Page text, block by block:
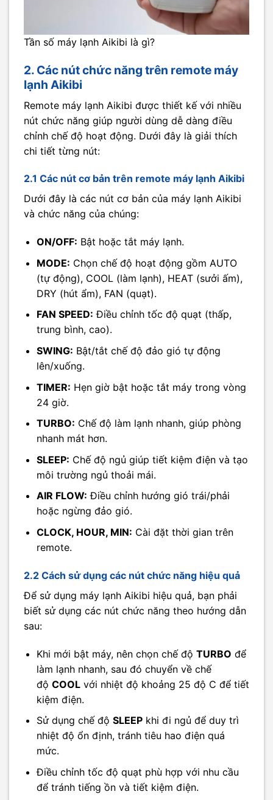
Tần số máy lạnh Aikibi là gì?
2. Các nút chức năng trên remote máy
lạnh Aikibi
Remote máy lạnh Aikibi được thiết kế với nhiều
nút chức năng giúp người dùng dễ dàng điều
chỉnh chế độ hoạt động. Dưới đây là giải thích
chi tiết từng nút:
2.1 Các nút cơ bản trên remote máy lạnh Aikibi
Dưới đây là các nút cơ bản của máy lạnh Aikibi
và chức năng của chúng:
ON/OFF: Bật hoặc tắt máy lạnh.
MODE: Chọn chế độ hoạt động gồm AUTO
(tự động), COOL (làm lạnh), HEAT (sưởi ấm),
DRY (hút ẩm), FAN (quạt).
FAN SPEED: Điều chỉnh tốc độ quạt (thấp,
trung bình, cao).
SWING: Bật/tắt chế độ đảo gió tự động
lên/xuống.
TIMER: Hẹn giờ bật hoặc tắt máy trong vòng
24 giờ.
TURBO: Chế độ làm lạnh nhanh, giúp phòng
nhanh mát hơn.
SLEEP: Chế độ ngủ giúp tiết kiệm điện và tạo
môi trường ngủ thoải mái.
AIR FLOW: Điều chỉnh hướng gió trái/phải
hoặc ngừng đảo gió.
CLOCK, HOUR, MIN: Cài đặt thời gian trên
remote.
2.2 Cách sử dụng các nút chức năng hiệu quả
Để sử dụng máy lạnh Aikibi hiệu quả, bạn phải
biết sử dụng các nút chức năng theo hướng dẫn
sau:
Khi mới bật máy, nên chọn chế độ TURBO để
làm lạnh nhanh, sau đó chuyển về chế
độ COOLvới nhiệt độ khoảng 25 độ C để tiết
kiệm điện.
Sử dụng chế độ SLEEPkhi đi ngủ để duy trì
nhiệt độ ổn định, tránh tiêu hao điện quá
mức.
Điều chỉnh tốc độ quạt phù hợp với nhu cầu
để tránh tiếng ồn và tiết kiệm điện.